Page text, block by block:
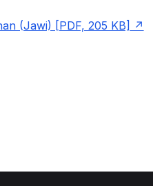
(Jawi) [PDF, 205 KB]